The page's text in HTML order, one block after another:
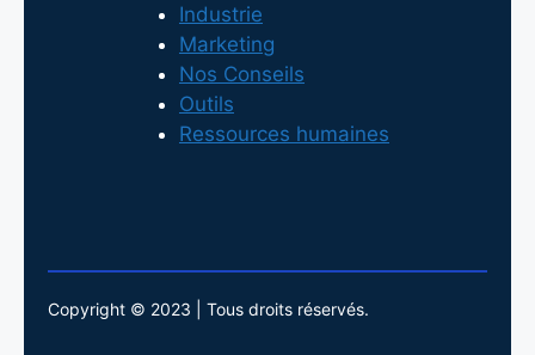
Industrie
Marketing
Nos Conseils
Outils
Ressources humaines
Copyright © 2023 | Tous droits réservés.